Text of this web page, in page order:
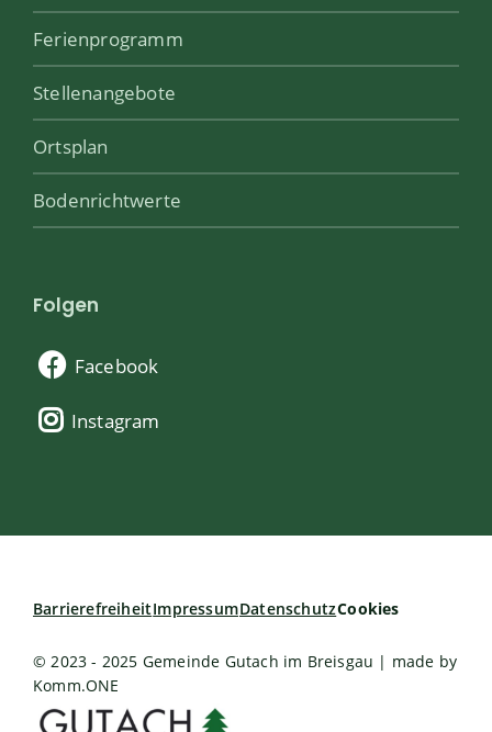
Ferienprogramm
Stellenangebote
Ortsplan
Bodenrichtwerte
Folgen
Facebook
Instagram
BarrierefreiheitImpressumDatenschutzCookies
© 2023 - 2025 Gemeinde Gutach im Breisgau | made by
Komm.ONE